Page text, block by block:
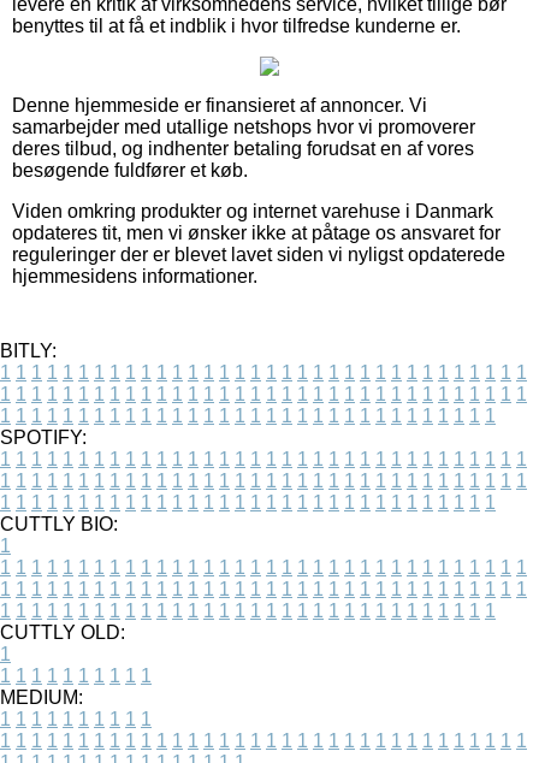
benyttes til at få et indblik i hvor tilfredse kunderne er.
Denne hjemmeside er finansieret af annoncer. Vi
samarbejder med utallige netshops hvor vi promoverer
deres tilbud, og indhenter betaling forudsat en af vores
besøgende fuldfører et køb.
Viden omkring produkter og internet varehuse i Danmark
opdateres tit, men vi ønsker ikke at påtage os ansvaret for
reguleringer der er blevet lavet siden vi nyligst opdaterede
hjemmesidens informationer.
BITLY:
1 1 1 1 1 1 1 1 1 1 1 1 1 1 1 1 1 1 1 1 1 1 1 1 1 1 1 1 1 1 1 1 1 1
1 1 1 1 1 1 1 1 1 1 1 1 1 1 1 1 1 1 1 1 1 1 1 1 1 1 1 1 1 1 1 1 1 1
1 1 1 1 1 1 1 1 1 1 1 1 1 1 1 1 1 1 1 1 1 1 1 1 1 1 1 1 1 1 1 1
SPOTIFY:
1 1 1 1 1 1 1 1 1 1 1 1 1 1 1 1 1 1 1 1 1 1 1 1 1 1 1 1 1 1 1 1 1 1
1 1 1 1 1 1 1 1 1 1 1 1 1 1 1 1 1 1 1 1 1 1 1 1 1 1 1 1 1 1 1 1 1 1
1 1 1 1 1 1 1 1 1 1 1 1 1 1 1 1 1 1 1 1 1 1 1 1 1 1 1 1 1 1 1 1
CUTTLY BIO:
1
1 1 1 1 1 1 1 1 1 1 1 1 1 1 1 1 1 1 1 1 1 1 1 1 1 1 1 1 1 1 1 1 1 1
1 1 1 1 1 1 1 1 1 1 1 1 1 1 1 1 1 1 1 1 1 1 1 1 1 1 1 1 1 1 1 1 1 1
1 1 1 1 1 1 1 1 1 1 1 1 1 1 1 1 1 1 1 1 1 1 1 1 1 1 1 1 1 1 1 1
CUTTLY OLD:
1
1 1 1 1 1 1 1 1 1 1
MEDIUM:
1 1 1 1 1 1 1 1 1 1
1 1 1 1 1 1 1 1 1 1 1 1 1 1 1 1 1 1 1 1 1 1 1 1 1 1 1 1 1 1 1 1 1 1